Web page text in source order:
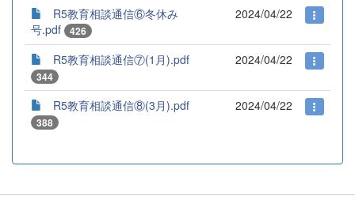
R5教育相談通信⑥冬休み
号.pdf
426
2024/04/22
R5教育相談通信⑦(1月).pdf
344
2024/04/22
R5教育相談通信⑧(3月).pdf
388
2024/04/22